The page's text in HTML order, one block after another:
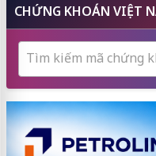
CHỨNG KHOÁN VIỆT
Tìm kiếm mã chứng